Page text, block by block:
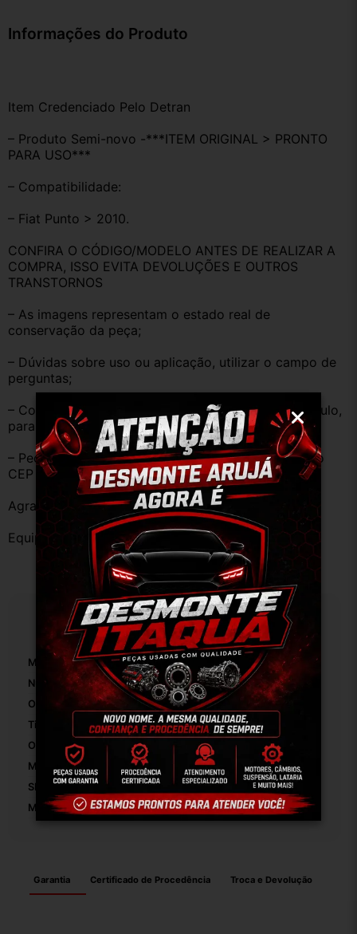
Informações do Produto
Item Credenciado Pelo Detran
– Produto Semi-novo -***ITEM ORIGINAL > PRONTO
PARA USO***
– Compatibilidade:
– Fiat Punto > 2010.
CONFIRA O CÓDIGO/MODELO ANTES DE REALIZAR A
COMPRA, ISSO EVITA DEVOLUÇÕES E OUTROS
TRANSTORNOS
– As imagens representam o estado real de
conservação da peça;
– Dúvidas sobre uso ou aplicação, utilizar o campo de
perguntas;
– Compare o produto anunciado com o do seu veículo,
para evitar trocas;
– Peças que não tem opção de envio, favor deixar o
CEP na área de perguntas para realizar cotação.
Agradecemos a preferência!
Equipe DESMONTE ARUJÁ.
Especificações
Marca: Fiat
Número De Peça:
Origem:
Tipo De Veículo: Carro/Caminhonete
OEM:
Modelo: Punto
SKU: 12304
Motivo De GTIN Vacío: Outro
Garantia Certificado de Procedência Troca e Devolução